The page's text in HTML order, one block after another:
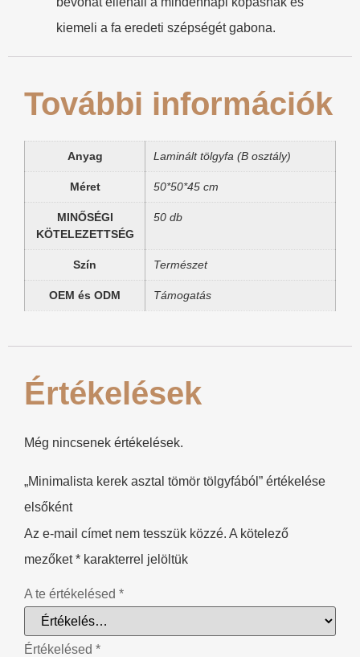
kiemeli a fa eredeti szépségét gabona.
További információk
Anyag Laminált tölgyfa (B osztály)
Méret 50*50*45 cm
MINŐSÉGI
KÖTELEZETTSÉG
50 db
Szín Természet
OEM és ODM Támogatás
Értékelések
Még nincsenek értékelések.
„Minimalista kerek asztal tömör tölgyfából” értékelése
elsőként
Az e-mail címet nem tesszük közzé. A kötelező
mezőket* karakterrel jelöltük
A te értékelésed *
Értékelésed *